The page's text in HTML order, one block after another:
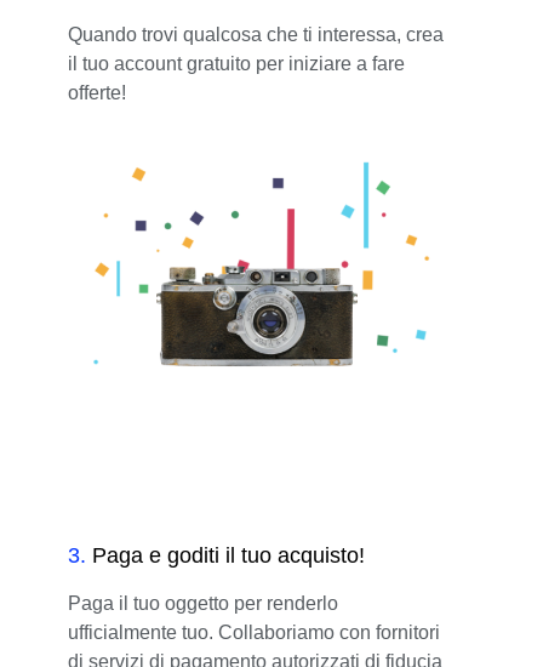
Quando trovi qualcosa che ti interessa, crea
il tuo account gratuito per iniziare a fare
offerte!
3. Paga e goditi il tuo acquisto!
Paga il tuo oggetto per renderlo
ufficialmente tuo. Collaboriamo con fornitori
di servizi di pagamento autorizzati di fiducia